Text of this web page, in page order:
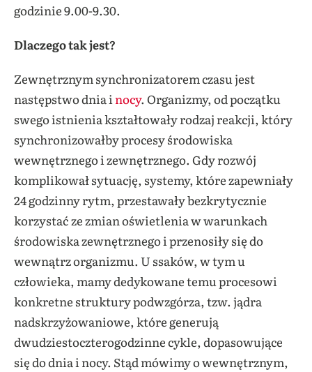
godzinie 9.00-9.30.
Dlaczego tak jest?
Zewnętrznym synchronizatorem czasu jest
następstwo dnia i nocy. Organizmy, od początku
swego istnienia kształtowały rodzaj reakcji, który
synchronizowałby procesy środowiska
wewnętrznego i zewnętrznego. Gdy rozwój
komplikował sytuację, systemy, które zapewniały
24 godzinny rytm, przestawały bezkrytycznie
korzystać ze zmian oświetlenia w warunkach
środowiska zewnętrznego i przenosiły się do
wewnątrz organizmu. U ssaków, w tym u
człowieka, mamy dedykowane temu procesowi
konkretne struktury podwzgórza, tzw. jądra
nadskrzyżowaniowe, które generują
dwudziestoczterogodzinne cykle, dopasowujące
się do dnia i nocy. Stąd mówimy o wewnętrznym,